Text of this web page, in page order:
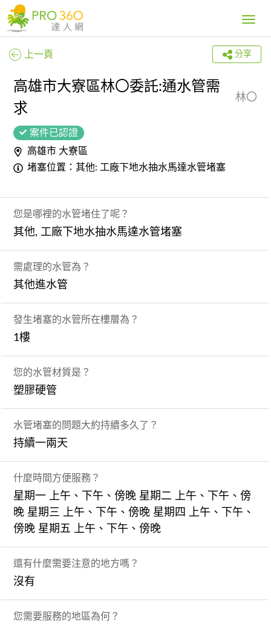
Toggle
上一頁 分享
高雄市大寮區林〇委託:通水管需
求
林〇
案件已認證
高雄市 大寮區
堵塞位置：其他: 工廠下地水抽水馬達水管堵塞
您是哪裡的水管堵住了呢？
其他, 工廠下地水抽水馬達水管堵塞
需處理的水管為？
其他進水管
發生堵塞的水管所在樓層為？
1樓
您的水管材質是？
塑膠硬管
水管堵塞的問題大約持續多久了？
持續一兩天
什麼時間方便服務？
星期一 上午、下午、傍晚 星期二 上午、下午、傍
晚 星期三 上午、下午、傍晚 星期四 上午、下午、
傍晚 星期五 上午、下午、傍晚
還有什麼需要注意的地方嗎？
沒有
您需要服務的地區為何？